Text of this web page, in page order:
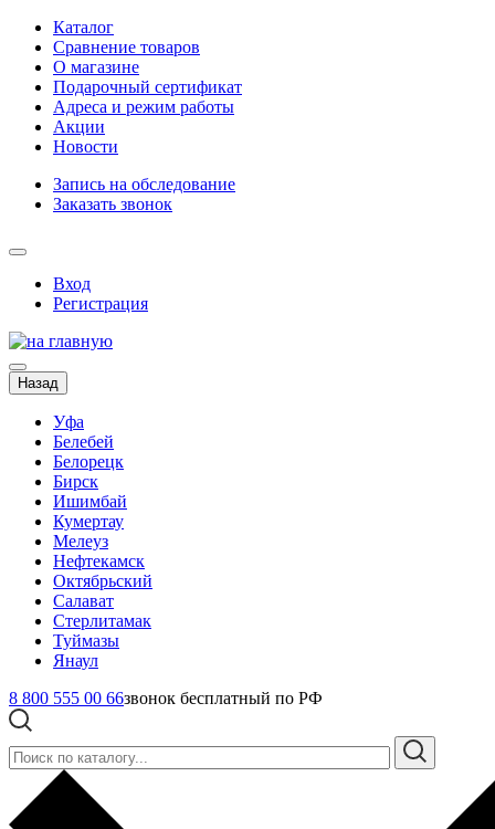
Каталог
Сравнение товаров
О магазине
Подарочный сертификат
Адреса и режим работы
Акции
Новости
Запись на обследование
Заказать звонок
Вход
Регистрация
Назад
Уфа
Белебей
Белорецк
Бирск
Ишимбай
Кумертау
Мелеуз
Нефтекамск
Октябрьский
Салават
Стерлитамак
Туймазы
Янаул
8 800 555 00 66звонок бесплатный по РФ